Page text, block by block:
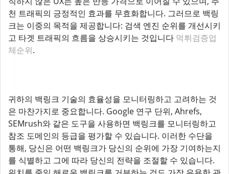
천 트래픽의 긍정적인 효과를 무효화합니다. 그러므로 백링
크는 이중의 목적을 제공합니다: 검색 엔진 순위를 개선시키
고 타겟 트래픽의 흐름을 상승시키는 것입니다 먹튀검증업
체순위.
귀하의 백링크 기술의 효율성을 모니터링하고 고려하는 것
은 마찬가지로 중요합니다. Google 연구 단위, Ahrefs,
SEMrush와 같은 도구을 사용하면 백링크를 모니터링하고
참조 도메인의 등급을 평가할 수 있습니다. 이러한 수단을
통해, 당신은 어떤 백링크가 당신의 순위에 가장 기여하는지
를 식별하고 그에 따라 당신의 전략을 조절할 수 있습니다.